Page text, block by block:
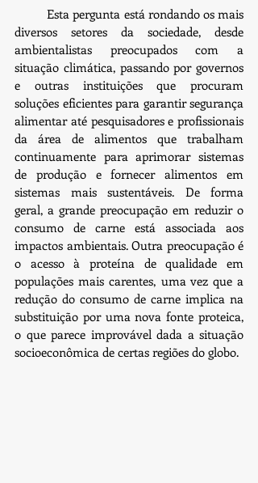
	Esta pergunta está rondando os mais
diversos setores da sociedade, desde
ambientalistas preocupados com a
situação climática, passando por governos
e outras instituições que procuram
soluções eficientes para garantir segurança
alimentar até pesquisadores e profissionais
da área de alimentos que trabalham
continuamente para aprimorar sistemas
de produção e fornecer alimentos em
sistemas mais sustentáveis. De forma
geral, a grande preocupação em reduzir o
consumo de carne está associada aos
impactos ambientais. Outra preocupação é
o acesso à proteína de qualidade em
populações mais carentes, uma vez que a
redução do consumo de carne implica na
substituição por uma nova fonte proteica,
o que parece improvável dada a situação
socioeconômica de certas regiões do globo.